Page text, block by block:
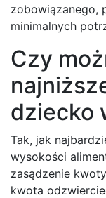
zobowiązanego,
minimalnych
Czy
dziecko
Tak, jak
wysokości
zasądzenie
kwota